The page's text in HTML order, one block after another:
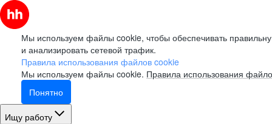
Мы используем файлы cookie, чтобы обеспечивать
и анализировать сетевой трафик.
Правила использования файлов cookie
Мы используем файлы cookie. Правила использования
Понятно
Ищу работу